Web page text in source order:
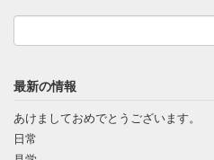
最新の情報
あけましておめでとうございます。
日常